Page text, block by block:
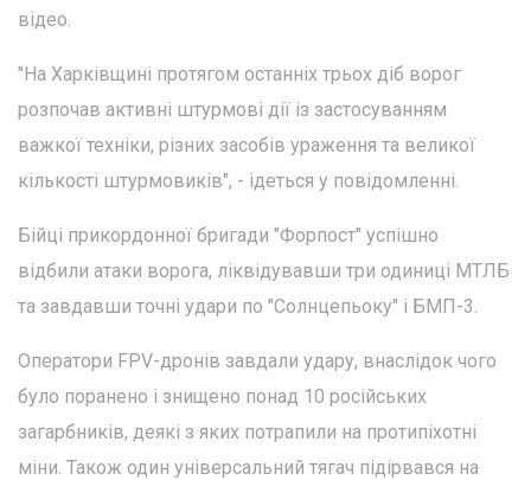
відео.
"На Харківщині протягом останніх трьох діб ворог
розпочав активні штурмові дії із застосуванням
важкої техніки, різних засобів ураження та великої
кількості штурмовиків", - ідеться у повідомленні.
Бійці прикордонної бригади "Форпост" успішно
відбили атаки ворога, ліквідувавши три одиниці МТЛБ
та завдавши точні удари по "Солнцепьоку" і БМП-3.
Оператори FPV-дронів завдали удару, внаслідок чого
було поранено і знищено понад 10 російських
загарбників, деякі з яких потрапили на протипіхотні
міни. Також один універсальний тягач підірвався на